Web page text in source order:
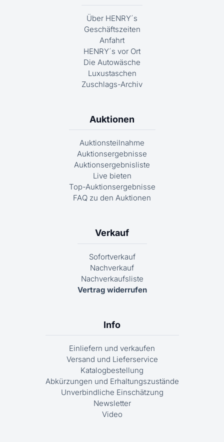
Über HENRY´s
Geschäftszeiten
Anfahrt
HENRY´s vor Ort
Die Autowäsche
Luxustaschen
Zuschlags-Archiv
Auktionen
Auktionsteilnahme
Auktionsergebnisse
Auktionsergebnisliste
Live bieten
Top-Auktionsergebnisse
FAQ zu den Auktionen
Verkauf
Sofortverkauf
Nachverkauf
Nachverkaufsliste
Vertrag widerrufen
Info
Einliefern und verkaufen
Versand und Lieferservice
Katalogbestellung
Abkürzungen und Erhaltungszustände
Unverbindliche Einschätzung
Newsletter
Video